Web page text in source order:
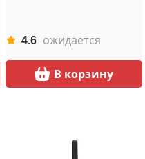
4.6 ожидается
В корзину